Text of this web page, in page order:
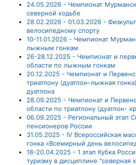
24.05.2026 - Чемпионат
северной ходьбе
28.02.2026 - 01.03.2026 -
велосипедному спорту
10-11.01.2026 - Чемпионат
лыжным гонкам
26-28.12.2025 - Чемпионат и
области по лыжным гонкам
20.12.2025 - Чемпионат и
триатлону (дуатлон–лыжная
дуатлона
28.09.2025 - Чемпионат и
области по триатлону (дуатлон-
06.09.2025 - Региональный этап
пенсионеров России
31.05.2025 - IV Всероссийская
гонка «Всемирный день
18-20.04.2025 - 1 этап Кубка
туризму в дисциплине "северная